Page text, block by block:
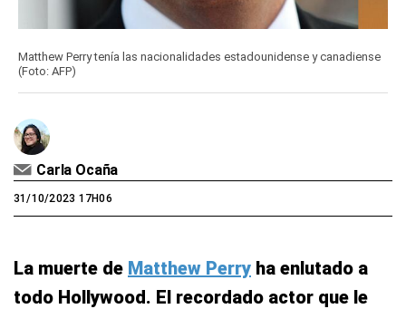
Matthew Perry tenía las nacionalidades estadounidense y canadiense
(Foto: AFP)
Carla Ocaña
31/10/2023 17H06
La muerte de Matthew Perry ha enlutado a
todo Hollywood. El recordado actor que le